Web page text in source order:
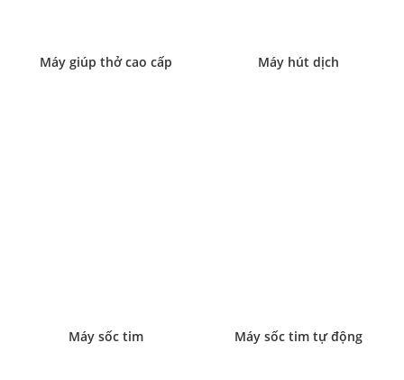
Máy giúp thở cao cấp Máy hút dịch
Máy sốc tim Máy sốc tim tự động